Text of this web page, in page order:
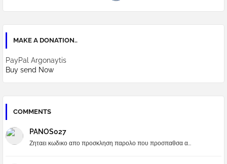
MAKE A DONATION..
PayPal Argonaytis
Buy send Now
COMMENTS
PANOS027
Ζηταει κωδικο απο προσκληση παρολο που προσπαθσα α...